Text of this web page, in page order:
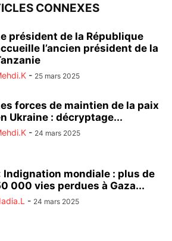
CONNEXES
président de la République
l’ancien président de la
- 25 mars 2025
forces de maintien de la paix
Ukraine : décryptage...
- 24 mars 2025
Indignation mondiale : plus de
000 vies perdues à Gaza...
- 24 mars 2025